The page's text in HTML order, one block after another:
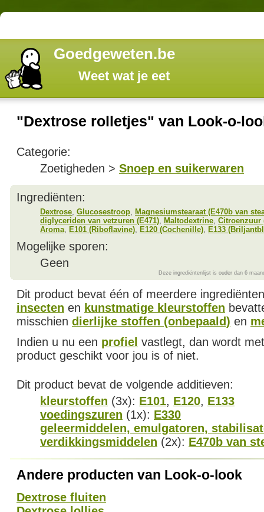
Goedgeweten.be
Weet wat je eet
"Dextrose rolletjes" van Look-o-
Categorie:
Zoetigheden > Snoep en suikerwaren
Ingrediënten:
Dextrose Glucosestroop
Magnesiumstearaat (E470b van
diglyceriden van vetzuren (E471)
Maltodextrine Citroenzuur
Aroma
E101 (Riboflavine) E120 (Cochenille) E133
Mogelijke sporen:
Geen
Deze ingrediëntenlijst is ouder dan 6
Dit product bevat één of meerdere
insecten en kunstmatige kleurstoffen
misschien dierlijke stoffen (onbepaald) en
Indien u nu een profiel vastlegt, dan wordt
product geschikt voor jou is of niet.
Dit product bevat de volgende additieven:
kleurstoffen (3x): E101, E120, E133
voedingszuren (1x): E330
geleermiddelen, emulgatoren,
verdikkingsmiddelen (2x): E470b van
Andere producten van Look-o-look
Dextrose fluiten